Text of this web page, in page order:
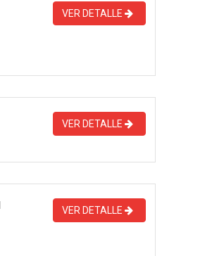
VER DETALLE
VER DETALLE
VER DETALLE